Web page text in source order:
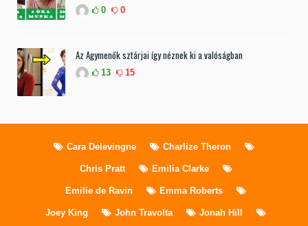
0 0
Az Agymenők sztárjai így néznek ki a valóságban
13 15
Cara Delevingne Charlize Theron
Chris Pratt Emilia Clarke
Emilie de Ravin Emma Roberts
Joey King John Travolta Jonah Hill